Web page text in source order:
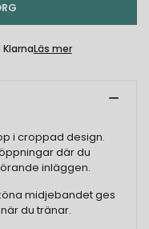
Läs mer
i croppad design.
där du
inläggen.
midjebandet ges
du tränar.